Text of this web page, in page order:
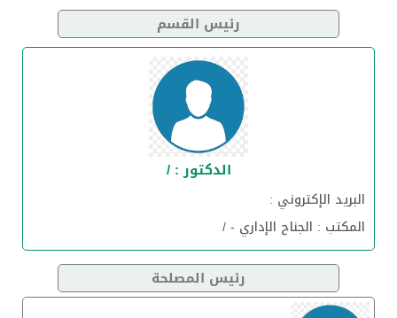
رئيس القسم
الدكتور : /
البريد الإكتروني :
المكتب : الجناح الإداري - /
رئيس المصلحة